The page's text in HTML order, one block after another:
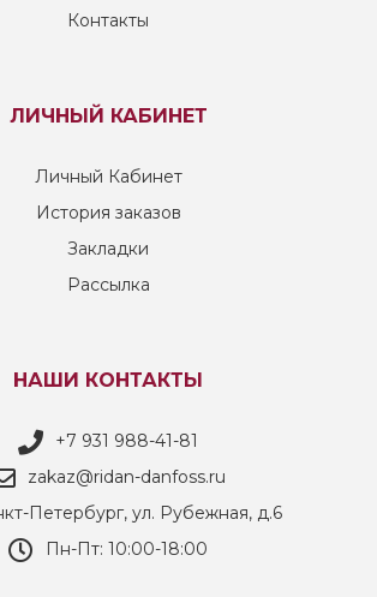
Контакты
ЛИЧНЫЙ КАБИНЕТ
Личный Кабинет
История заказов
Закладки
Рассылка
НАШИ КОНТАКТЫ
+7 931 988-41-81
zakaz@ridan-danfoss.ru
Петербург, ул. Рубежная, д.6
Пн-Пт: 10:00-18:00